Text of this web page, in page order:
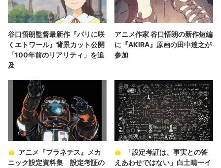
谷口悟朗監督最新作『パリに咲
くエトワール』背景カット公開
「100年前のリアリティ」を追
及
アニメ作家 谷口悟朗の新作短編
に『AKIRA』原画の田中達之が
参加
アニメ『プラネテス』メカ
ニック設定資料集 設定考証の
「設定考証は、事実との答
えあわせではない」白土晴一イ